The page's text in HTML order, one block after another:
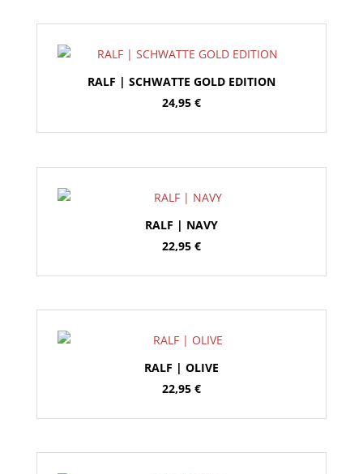
RALF | SCHWATTE GOLD EDITION
24,95 €
RALF | NAVY
22,95 €
RALF | OLIVE
22,95 €